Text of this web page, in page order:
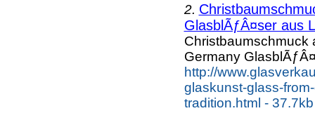
2.
GlasblÃƒÂ¤ser aus
Christbaumschmuck
Germany
http://
glaskunst-glass-
tradition.html - 37.7kb